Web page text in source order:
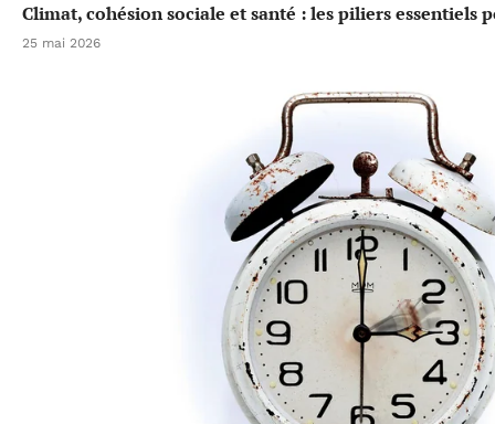
Climat, cohésion sociale et santé : les piliers essentiels
25 mai 2026